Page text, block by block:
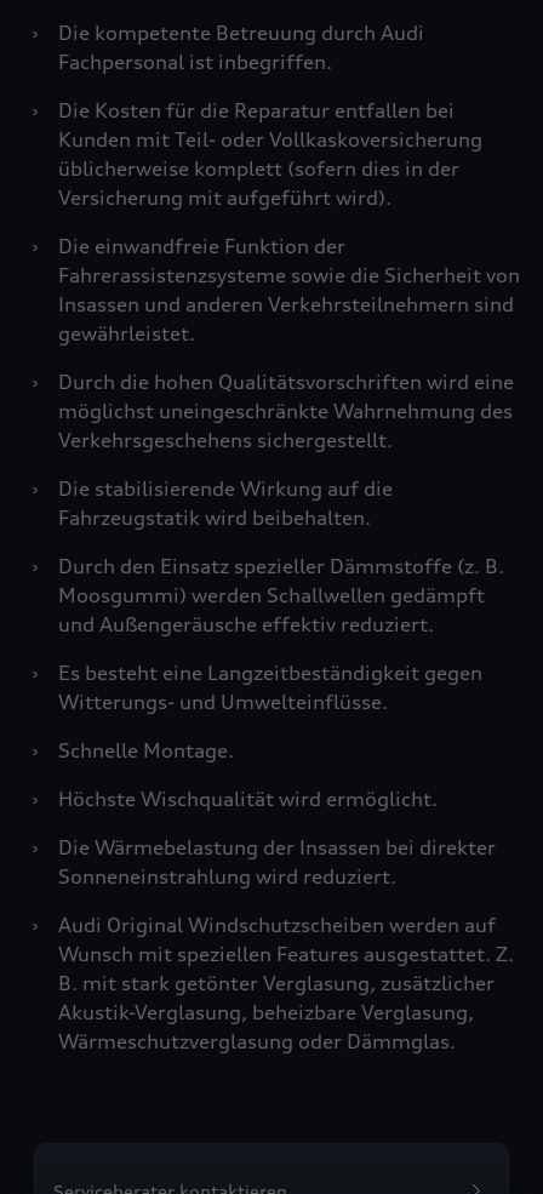
›
Die kompetente Betreuung durch Audi
Fachpersonal ist inbegriffen.
›
Die Kosten für die Reparatur entfallen bei
Kunden mit Teil- oder Vollkaskoversicherung
üblicherweise komplett (sofern dies in der
Versicherung mit aufgeführt wird).
›
Die einwandfreie Funktion der
Fahrerassistenzsysteme sowie die Sicherheit von
Insassen und anderen Verkehrsteilnehmern sind
gewährleistet.
›
Durch die hohen Qualitätsvorschriften wird eine
möglichst uneingeschränkte Wahrnehmung des
Verkehrsgeschehens sichergestellt.
›
Die stabilisierende Wirkung auf die
Fahrzeugstatik wird beibehalten.
›
Durch den Einsatz spezieller Dämmstoffe (z. B.
Moosgummi) werden Schallwellen gedämpft
und Außengeräusche effektiv reduziert.
›
Es besteht eine Langzeitbeständigkeit gegen
Witterungs- und Umwelteinflüsse.
›
Schnelle Montage.
›
Höchste Wischqualität wird ermöglicht.
›
Die Wärmebelastung der Insassen bei direkter
Sonneneinstrahlung wird reduziert.
›
Audi Original Windschutzscheiben werden auf
Wunsch mit speziellen Features ausgestattet. Z.
B. mit stark getönter Verglasung, zusätzlicher
Akustik-Verglasung, beheizbare Verglasung,
Wärmeschutzverglasung oder Dämmglas.